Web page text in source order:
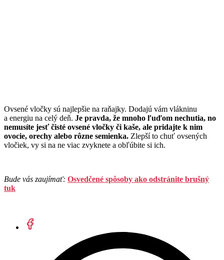
Ovsené vločky sú najlepšie na raňajky. Dodajú vám vlákninu
a energiu na celý deň. Je pravda, že mnoho ľuďom nechutia, no
nemusíte jesť čisté ovsené vločky či kaše, ale pridajte k nim
ovocie, orechy alebo rôzne semienka. Zlepší to chuť ovsených
vločiek, vy si na ne viac zvyknete a obľúbite si ich.
Bude vás zaujímať: Osvedčené spôsoby ako odstránite brušný
tuk